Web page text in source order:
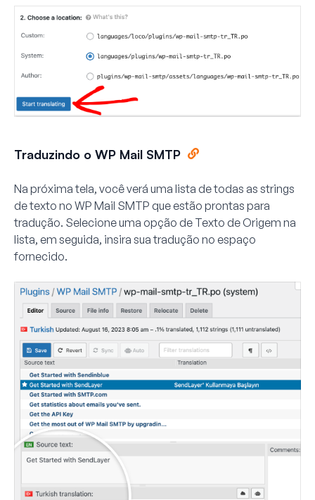
Traduzindo o WP Mail SMTP
Na próxima tela, você verá uma lista de todas as strings
de texto no WP Mail SMTP que estão prontas para
tradução. Selecione uma opção de Texto de Origem na
lista, em seguida, insira sua tradução no espaço
fornecido.